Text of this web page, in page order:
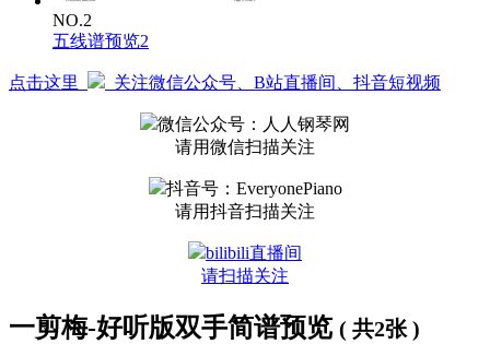
NO.2
五线谱预览2
点击这里 关注微信公众号、B站直播间、抖音短视频
微信公众号：人人钢琴网
请用微信扫描关注
抖音号：EveryonePiano
请用抖音扫描关注
bilibili直播间
请扫描关注
一剪梅-好听版双手简谱预览 ( 共2张 )